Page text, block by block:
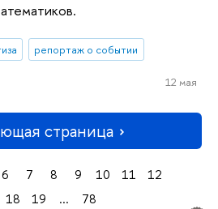
репортаж о событии
12 мая
страница
6 7 8 9 10 11
12
18 19 ... 78